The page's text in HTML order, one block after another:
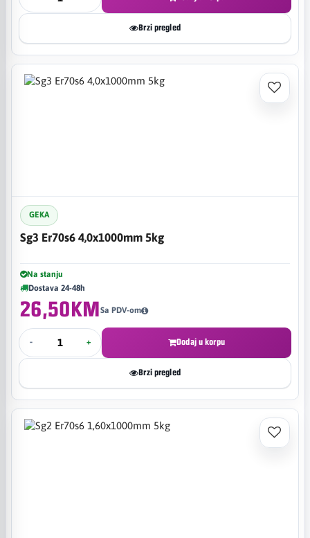
Brzi pregled
GEKA
Sg3 Er70s6 4,0x1000mm 5kg
Na stanju
Dostava 24-48h
26,50KMSa PDV-om
- + Dodaj u korpu
Brzi pregled